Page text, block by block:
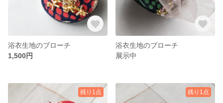
浴衣生地のブローチ
1,500円
浴衣生地のブローチ
展示中
残り1点 残り1点